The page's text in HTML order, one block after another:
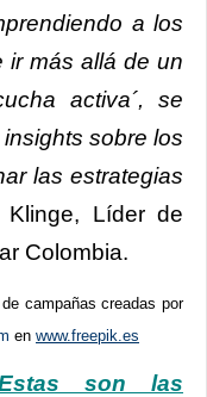
a los
ir más allá de un
activa´, se
sobre los
las estrategias
Líder de
Colombia.
campañas creadas por
en www.freepik.es
son las